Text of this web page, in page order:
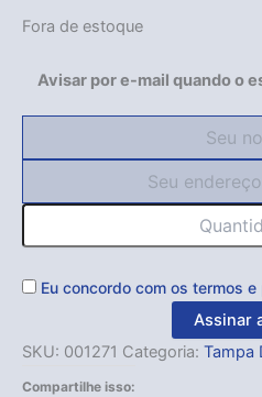
Fora de estoque
Avisar por e-mail quando o
Eu concordo com os termos e
Assinar
SKU: 001271 Categoria: Tampa
Compartilhe isso: